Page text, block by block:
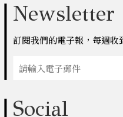
Newsletter
訂閱我們的電子報，每週收
Social